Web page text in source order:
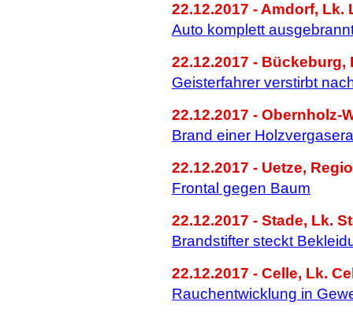
22.12.2017 - Amdorf, Lk.
Auto komplett
22.12.2017 -
Geisterfahrer verstirbt
22.12.2017 - Obernholz-
Brand einer
22.12.2017 - Uetze,
Frontal gegen Baum
22.12.2017 - Stade, Lk.
Brandstifter steckt
22.12.2017 - Celle, Lk.
Rauchentwicklung in